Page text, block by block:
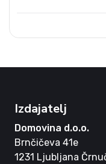
Izdajatelj
Domovina d.o.o.
Brnčičeva 41e
1231 Ljubljana